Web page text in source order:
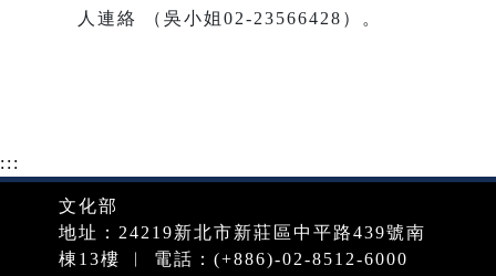
人連絡 （吳小姐02-23566428）。
:::
文化部
地址：24219新北市新莊區中平路439號南
棟13樓 ︱ 電話：(+886)-02-8512-6000